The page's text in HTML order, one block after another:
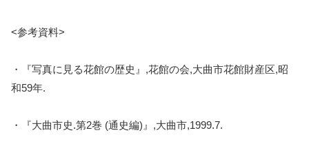
<参考資料>
・『写真に見る花館の歴史』,花館の会,大曲市花館財産区,昭
和59年.
・『大曲市史.第2巻 (通史編)』,大曲市,1999.7.